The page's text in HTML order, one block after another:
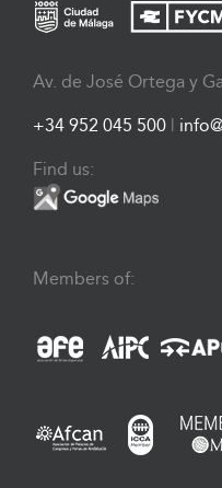
Av. de José Ortega y
+34 952 045 500 |
Find us:
Members of: